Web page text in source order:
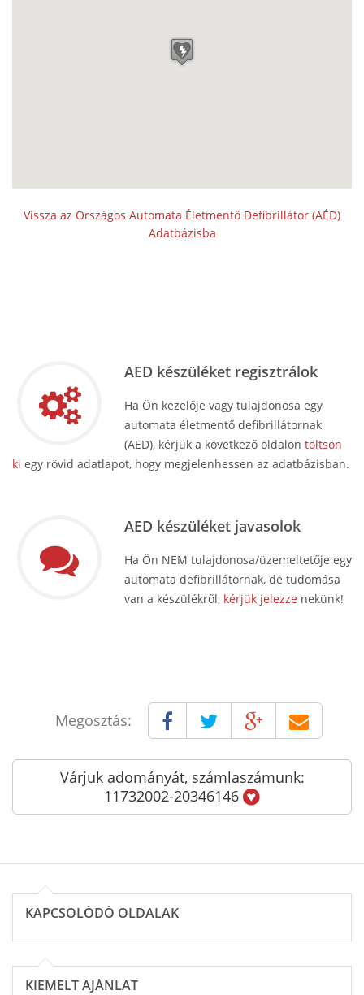
Vissza az Országos Automata Életmentő Defibrillátor (AÉD)
Adatbázisba
AED készüléket regisztrálok
Ha Ön kezelője vagy tulajdonosa egy
automata életmentő defibrillátornak
(AED), kérjük a következő oldalon töltsön
ki egy rövid adatlapot, hogy megjelenhessen az adatbázisban.
AED készüléket javasolok
Ha Ön NEM tulajdonosa/üzemeltetője egy
automata defibrillátornak, de tudomása
van a készülékről, kérjük jelezze nekünk!
Megosztás:
Várjuk adományát, számlaszámunk:
11732002-20346146
KAPCSOLÓDÓ OLDALAK
KIEMELT AJÁNLAT